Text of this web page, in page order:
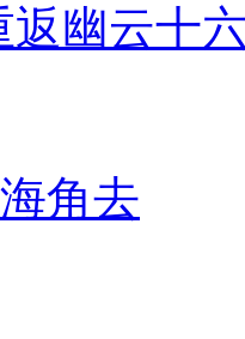
返幽云十
角去